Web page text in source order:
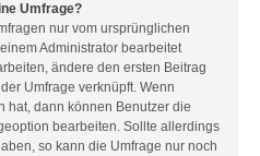
Umfrage?
nur vom ursprünglichen
Administrator bearbeitet
ändere den ersten Beitrag
Umfrage verknüpft. Wenn
hat, dann können Benutzer die
bearbeiten. Sollte allerdings
so kann die Umfrage nur noch